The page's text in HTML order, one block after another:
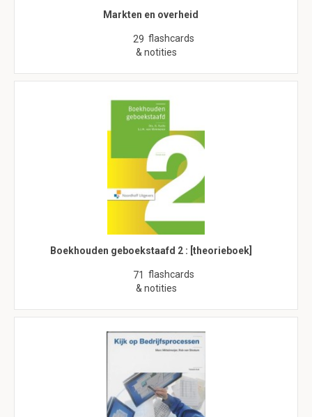
Markten en overheid
29 flashcards
& notities
Boekhouden geboekstaafd 2 : [theorieboek]
71 flashcards
& notities